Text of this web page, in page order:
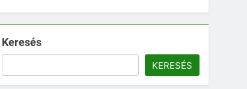
Keresés
KERESÉS